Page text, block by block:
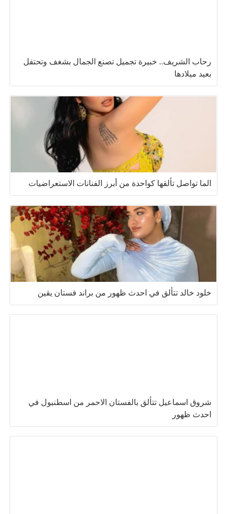
رحاب الشريف.. خبيرة تجميل تصنع الجمال بشغف وتحتفل
بعيد ميلادها
الما تواصل تألقها كواحدة من أبرز الفنانات الاستعراضيات
خلود خالد تتألق في احدث ظهور من براند فستان يقين
شروق اسماعيل تتألق بالفستان الاحمر من اسطنبول في
احدث ظهور